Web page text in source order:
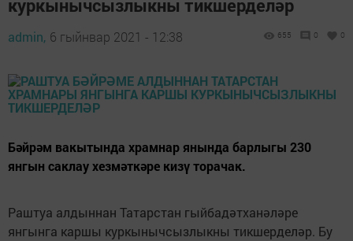
куркынычсызлыкны тикшерделәр
admin, 6 гыйнвар 2021 - 12:38 655 0 0
Бәйрәм вакытында храмнар янында барлыгы 230
янгын саклау хезмәткәре кизү торачак.
Раштуа алдыннан Татарстан гыйбадәтханәләре
янгынга каршы куркынычсызлыкны тикшерделәр. Бу